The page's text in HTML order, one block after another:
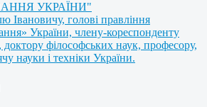
УКРАЇНИ"
голові правління
України, члену-кореспонденту
філософських наук, професору,
науки і техніки України.